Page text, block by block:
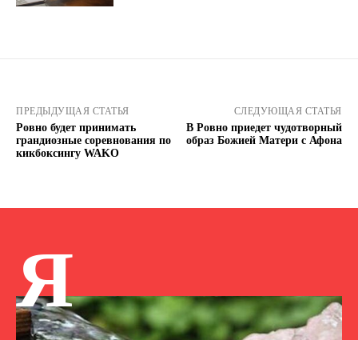
ПРЕДЫДУЩАЯ СТАТЬЯ
Ровно будет принимать
грандиозные соревнования по
кикбоксингу WAKO
СЛЕДУЮЩАЯ СТАТЬЯ
В Ровно приедет чудотворный
образ Божией Матери с Афона
Я